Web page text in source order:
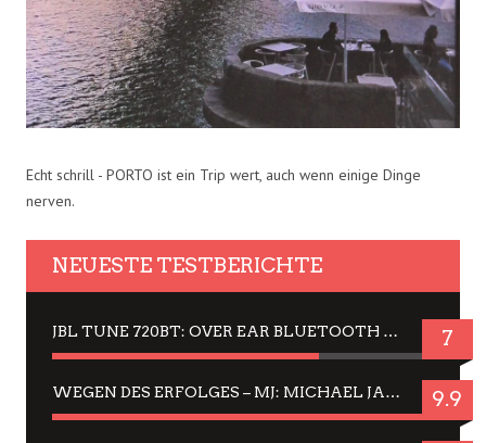
Echt schrill - PORTO ist ein Trip wert, auch wenn einige Dinge
nerven.
NEUESTE TESTBERICHTE
JBL TUNE 720BT: OVER EAR BLUETOOTH KOPFHÖRER UM DIE 50,-€ IM DAUER-TEST 7
WEGEN DES ERFOLGES – MJ: MICHAEL JACKSON MUSICAL IN EINER MATINEE SEHEN 9.9